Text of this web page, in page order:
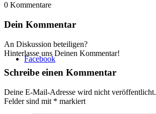
Facebook
0 Kommentare
Dein Kommentar
An Diskussion beteiligen?
Hinterlasse uns Deinen Kommentar!
Schreibe einen Kommentar
Deine E-Mail-Adresse wird nicht veröffentlicht.
Felder sind mit * markiert